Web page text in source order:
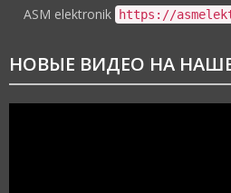
ASM elektronik https://
НОВЫЕ ВИДЕО НА